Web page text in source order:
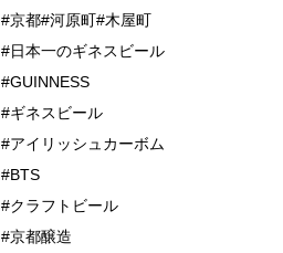
#京都#河原町#木屋町
#日本一のギネスビール
#GUINNESS
#ギネスビール
#アイリッシュカーボム
#BTS
#クラフトビール
#京都醸造